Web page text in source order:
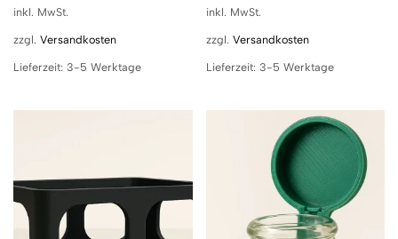
inkl. MwSt.
zzgl. Versandkosten
Lieferzeit: 3-5 Werktage
inkl. MwSt.
zzgl. Versandkosten
Lieferzeit: 3-5 Werktage